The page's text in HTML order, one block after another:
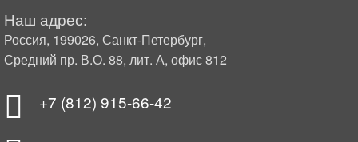
Наш адрес:
Россия, 199026, Санкт-Петербург,
Средний пр. В.О. 88, лит. А, офис 812
+7 (812) 915-66-42